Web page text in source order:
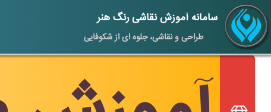
سامانه آموزش نقاشی رنگ هنر
طراحی و نقاشی، جلوه ای از شکوفایی